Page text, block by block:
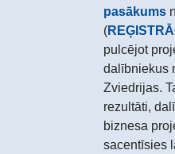
pasākums
(
pulcējot
dalībniekus
Zviedrijas.
rezultāti,
biznesa
sacentīsies